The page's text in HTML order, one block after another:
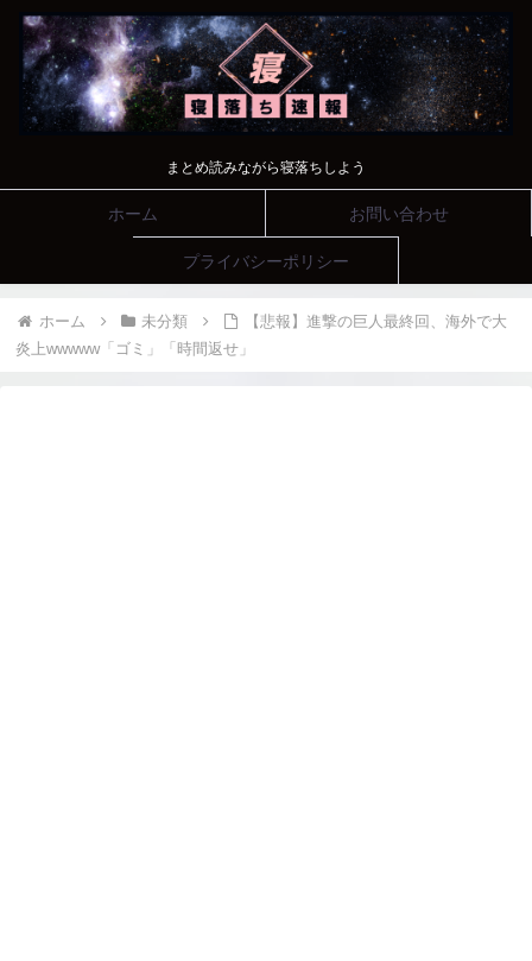
まとめ読みながら寝落ちしよう
ホーム お問い合わせ
プライバシーポリシー
ホーム 未分類
【悲報】進撃の巨人最終回、海外で大
炎上wwwww「ゴミ」「時間返せ」